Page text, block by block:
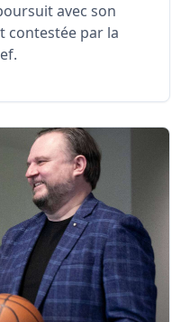
avec son
contestée par la